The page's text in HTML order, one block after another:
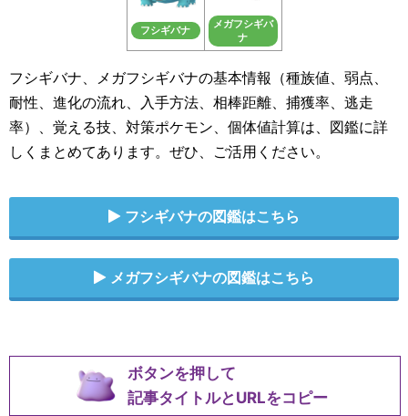
フシギバナ
メガフシギバ
ナ
フシギバナ、メガフシギバナの基本情報（種族値、弱点、
耐性、進化の流れ、入手方法、相棒距離、捕獲率、逃走
率）、覚える技、対策ポケモン、個体値計算は、図鑑に詳
しくまとめてあります。ぜひ、ご活用ください。
フシギバナの図鑑はこちら
メガフシギバナの図鑑はこちら
ボタンを押して
記事タイトルとURLをコピー